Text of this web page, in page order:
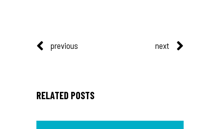
previous next
RELATED POSTS